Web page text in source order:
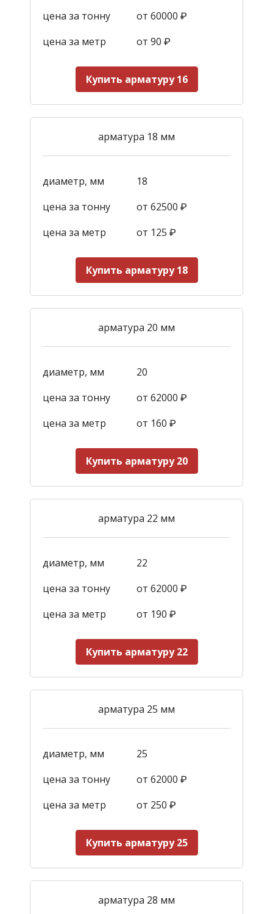
цена за тонну
от 60000 ₽
цена за метр
от 90 ₽
Купить арматуру 16
арматура 18 мм
диаметр, мм
18
цена за тонну
от 62500 ₽
цена за метр
от 125 ₽
Купить арматуру 18
арматура 20 мм
диаметр, мм
20
цена за тонну
от 62000 ₽
цена за метр
от 160 ₽
Купить арматуру 20
арматура 22 мм
диаметр, мм
22
цена за тонну
от 62000 ₽
цена за метр
от 190 ₽
Купить арматуру 22
арматура 25 мм
диаметр, мм
25
цена за тонну
от 62000 ₽
цена за метр
от 250 ₽
Купить арматуру 25
арматура 28 мм